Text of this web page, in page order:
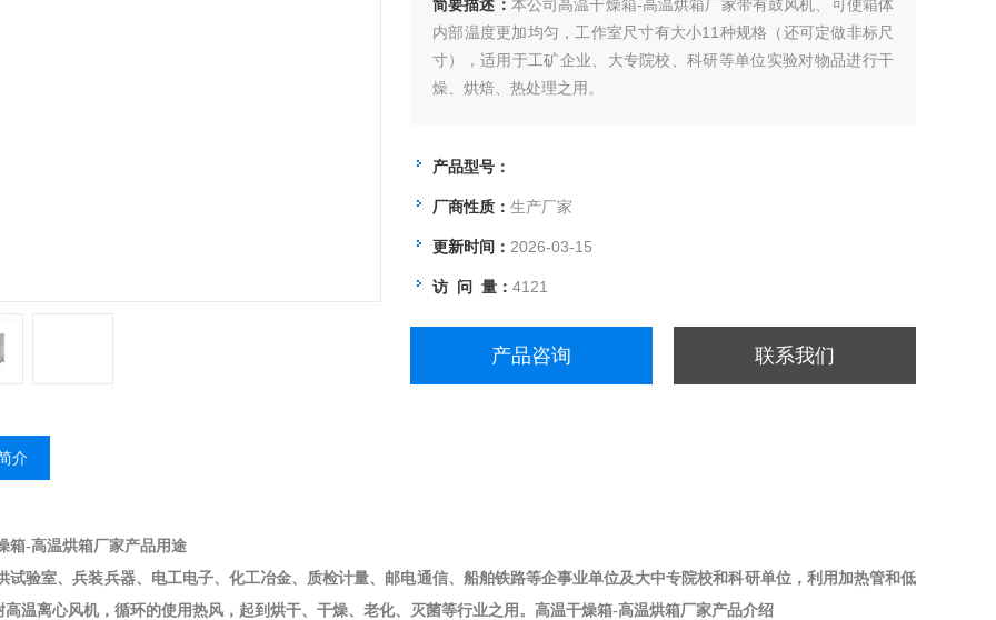
简要描述： 本公司高温干燥箱-高温烘箱厂家带有鼓风机、可使箱体
内部温度更加均匀，工作室尺寸有大小11种规格（还可定做非标尺
寸），适用于工矿企业、大专院校、科研等单位实验对物品进行干
燥、烘焙、热处理之用。
产品型号：
厂商性质： 生产厂家
更新时间： 2026-03-15
访 问 量： 4121
产品咨询 联系我们
介
箱-高温烘箱厂家产品用途
试验室、兵装兵器、电工电子、化工冶金、质检计量、邮电通信、船舶铁路等企事业单位及大中专院校和科研单位，利用加热管和低
高温离心风机，循环的使用热风，起到烘干、干燥、老化、灭菌等行业之用。 高温干燥箱-高温烘箱厂家产品介绍